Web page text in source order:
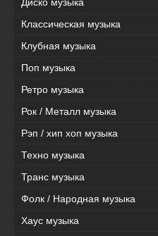
Классическая музыка
Клубная музыка
Поп музыка
Ретро музыка
Рок / Металл музыка
Рэп / хип хоп музыка
Техно музыка
Транс музыка
Фолк / Народная музыка
Хаус музыка